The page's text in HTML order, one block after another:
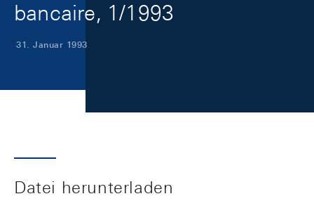
bancaire, 1/1993
31. Januar 1993
Datei herunterladen